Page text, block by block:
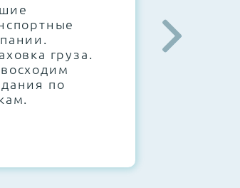
груза.
по
штате.
10000+